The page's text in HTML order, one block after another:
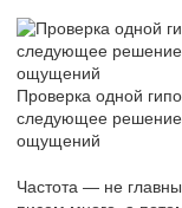
Проверка одной
следующее решение
ощущений
Частота ― не